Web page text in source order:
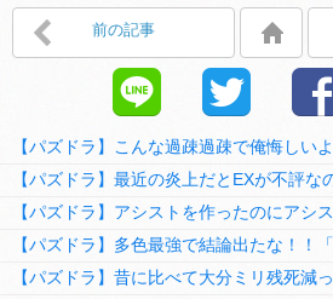
前の記事
【パズドラ】こんな過疎過疎で俺悔しい